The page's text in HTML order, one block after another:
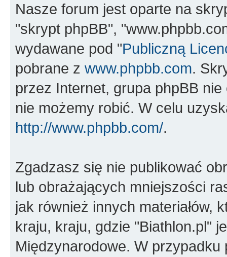
Nasze forum jest oparte na
"skrypt phpBB",
wydawane pod "Publiczną
pobrane z www.phpbb.com.
przez Internet, grupa phpBB
nie możemy robić. W celu
http://www.phpbb.com/.
Zgadzasz się nie publikować
lub obrażających mniejszości
jak również innych materiałów,
kraju, kraju, gdzie "Biathlon.pl"
Międzynarodowe. W